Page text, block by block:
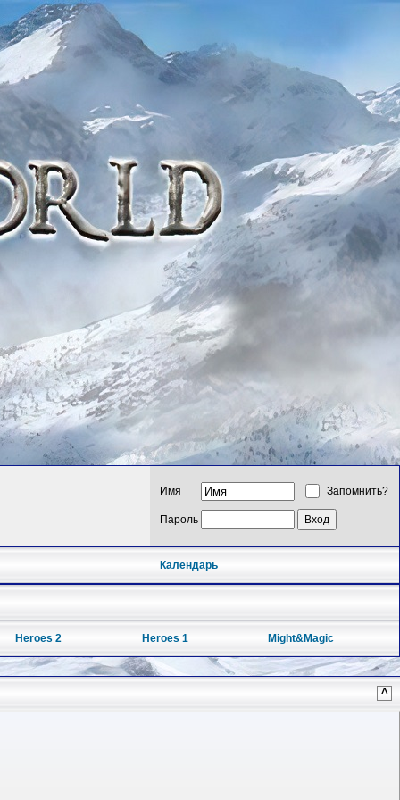
Имя Запомнить?
Пароль
Календарь
Heroes 2 Heroes 1 Might&Magic
^